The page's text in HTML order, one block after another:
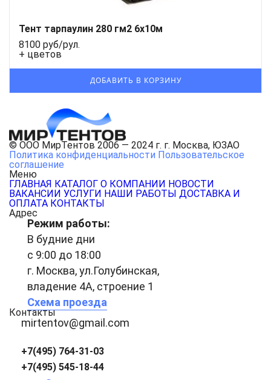
Тент тарпаулин 280 гм2 6x10м
8100 руб/рул.
+ цветов
© ООО МирТентов 2006 — 2024 г. г. Москва, ЮЗАО
Политика конфиденциальности Пользовательское
соглашение
Меню
ГЛАВНАЯ КАТАЛОГ О КОМПАНИИ НОВОСТИ
ВАКАНСИИ УСЛУГИ НАШИ РАБОТЫ ДОСТАВКА И
ОПЛАТА КОНТАКТЫ
Адрес
Режим работы:
В будние дни
с 9:00 до 18:00
г. Москва, ул.Голубинская,
владение 4А, строение 1
Схема проезда
Контакты
mirtentov@gmail.com
+7(495) 764-31-03
+7(495) 545-18-44